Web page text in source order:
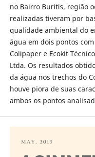
no Bairro Buritis, região
realizadas tiveram por
qualidade ambiental do
água em dois pontos
Colipaper e Ecokit
Ltda. Os resultados
da água nos trechos do
houve piora de suas
ambos os pontos